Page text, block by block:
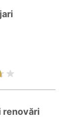
renovări